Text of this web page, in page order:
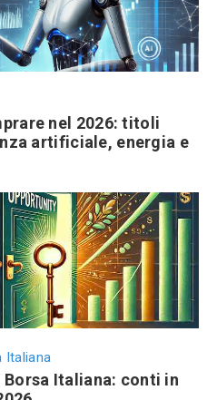
nel 2026: titoli
artificiale, energia e
Italiana
Italiana: conti in